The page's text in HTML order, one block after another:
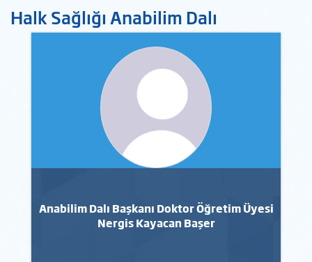
Halk Sağlığı Anabilim Dalı
Anabilim Dalı Başkanı Doktor Öğretim Üyesi
Nergis Kayacan Başer